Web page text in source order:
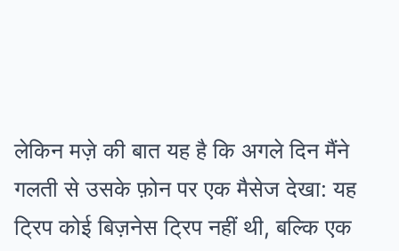
लेकिन मज़े की बात यह है कि अगले दिन मैंने
गलती से उसके फ़ोन पर एक मैसेज देखा: यह
ट्रिप कोई बिज़नेस ट्रिप नहीं थी, बल्कि एक